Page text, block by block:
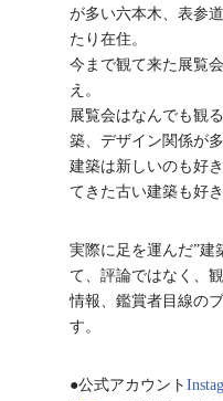
が多い六本木、表参
たり在住。
今まで観て来た展覧
え。
展覧会はなんでも観
築、デザイン関係が多
建築は新しいのも好
てきた古い建築も好き
実際に足を運んだ”建
て、評論ではなく、
情報、鑑賞者目線の
す。
●公式アカウント